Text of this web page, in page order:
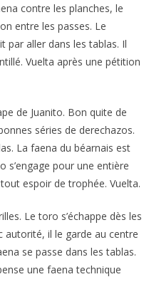
contre les planches, le
entre les passes. Le
par aller dans les tablas. Il
Vuelta après une pétition
de Juanito. Bon quite de
séries de derechazos.
La faena du béarnais est
s’engage pour une entière
espoir de trophée. Vuelta.
Le toro s’échappe dès les
autorité, il le garde au centre
se passe dans les tablas.
une faena technique